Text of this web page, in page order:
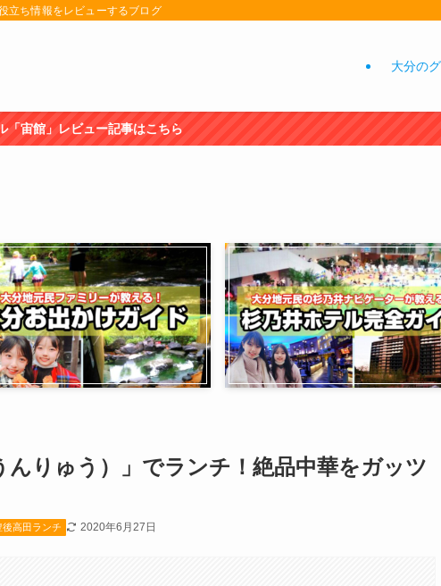
立ち情報をレビューするブログ
大分の
んりゅう）」でランチ！絶品中華をガッツ
後高田ランチ 2020年6月27日